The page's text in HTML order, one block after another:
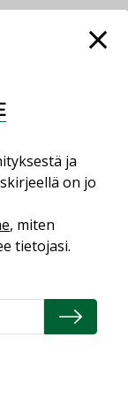
osti
ja
on jo
, miten
tietojasi.